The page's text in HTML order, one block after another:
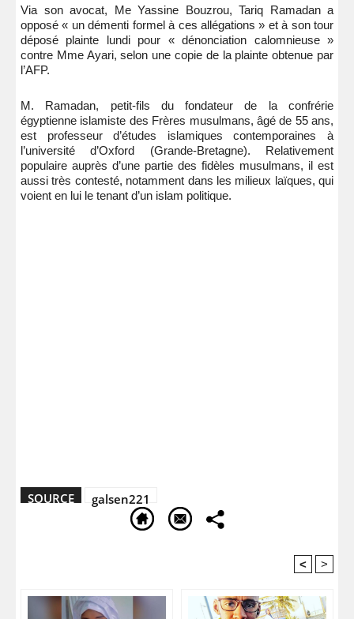
Via son avocat, Me Yassine Bouzrou, Tariq Ramadan a
opposé « un démenti formel à ces allégations » et à son tour
déposé plainte lundi pour « dénonciation calomnieuse »
contre Mme Ayari, selon une copie de la plainte obtenue par
l’AFP.
M. Ramadan, petit-fils du fondateur de la confrérie
égyptienne islamiste des Frères musulmans, âgé de 55 ans,
est professeur d’études islamiques contemporaines à
l’université d’Oxford (Grande-Bretagne). Relativement
populaire auprès d’une partie des fidèles musulmans, il est
aussi très contesté, notamment dans les milieux laïques, qui
voient en lui le tenant d’un islam politique.
SOURCE galsen221
< >